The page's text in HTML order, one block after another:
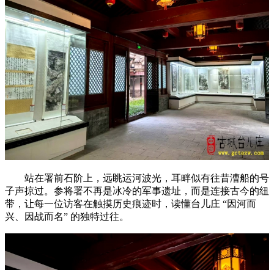
站在署前石阶上，远眺运河波光，耳畔似有往昔漕船的号
子声掠过。参将署不再是冰冷的军事遗址，而是连接古今的纽
带，让每一位访客在触摸历史痕迹时，读懂台儿庄 “因河而
兴、因战而名” 的独特过往。